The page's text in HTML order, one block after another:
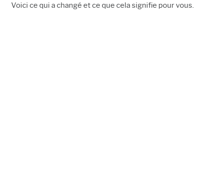
Voici ce qui a changé et ce que cela signifie pour vous.